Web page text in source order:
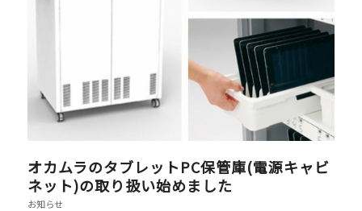
オカムラのタブレットPC保管庫(電源キャビ
ネット)の取り扱い始めました
お知らせ